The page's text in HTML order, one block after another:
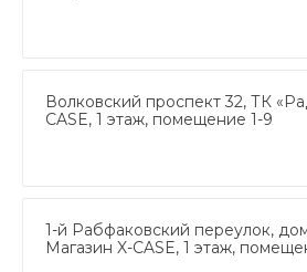
Волковский проспект 32, ТК
CASE, 1 этаж, помещение 1-9
1-й Рабфаковский переулок,
Магазин X-CASE, 1 этаж,